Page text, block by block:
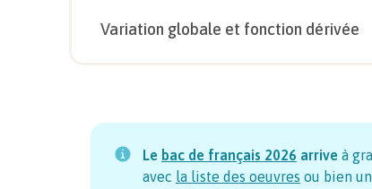
Variation globale et fonction dérivée
Le bac de français 2026 arrive à
avec la liste des oeuvres ou bien